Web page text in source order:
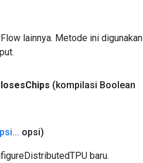
lainnya. Metode ini digunakan
Chips (kompilasi Boolean
... opsi)
baru.